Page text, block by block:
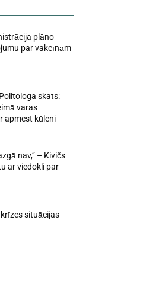
plāno
par vakcīnām
skats:
varas
apmest kūleni
nav,” – Kivičs
ar viedokli par
situācijas